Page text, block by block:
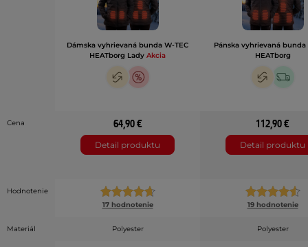
Dámska vyhrievaná bunda W-TEC
HEATborg Lady Akcia
Pánska vyhrievaná bunda
HEATborg
Cena 64,90 €
Detail produktu
112,90 €
Detail produktu
Hodnotenie
17 hodnotenie
19 hodnotenie
Materiál Polyester Polyester